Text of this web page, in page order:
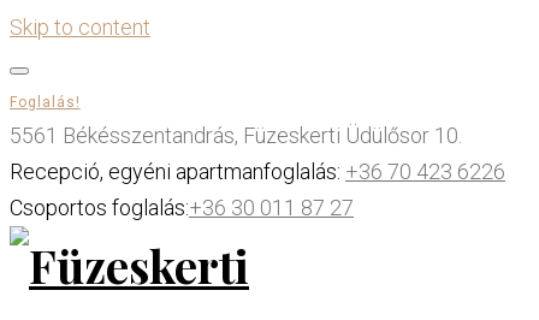
Skip to content
Foglalás!
5561 Békésszentandrás, Füzeskerti Üdülősor 10.
Recepció, egyéni apartmanfoglalás: +36 70 423 6226
Csoportos foglalás:+36 30 011 87 27